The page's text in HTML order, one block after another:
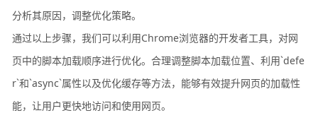
分析其原因，调整优化策略。
通过以上步骤，我们可以利用Chrome浏览器的开发者工具，对网
页中的脚本加载顺序进行优化。合理调整脚本加载位置、利用`defe
r`和`async`属性以及优化缓存等方法，能够有效提升网页的加载性
能，让用户更快地访问和使用网页。